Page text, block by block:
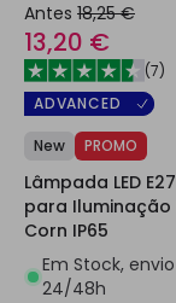
Antes 18,25 €
13,20 €
(7)
ADVANCED
New PROMO
Lâmpada LED
para Iluminação
Corn IP65
Em Stock,
24/48h